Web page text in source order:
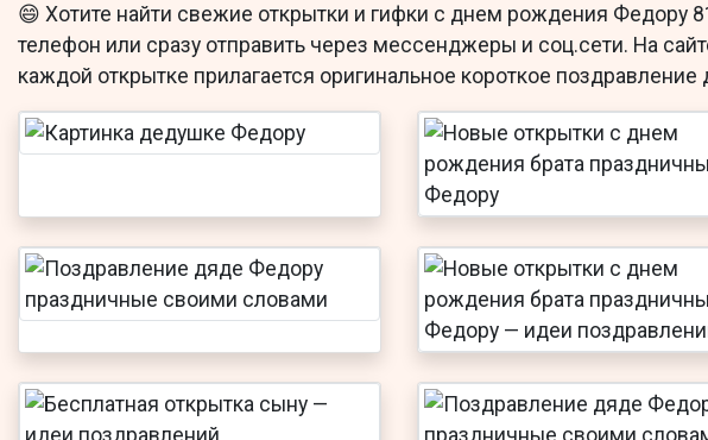
😄 Хотите найти свежие открытки и гифки с днем рождения Федору
телефон или сразу отправить через мессенджеры и соц.сети. На
каждой открытке прилагается оригинальное короткое